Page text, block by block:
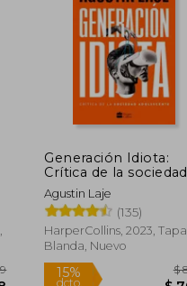
Generación Idiota:
Crítica de la sociedad
adolescente
Agustin Laje
(135)
HarperCollins, 2023, Tapa
Blanda, Nuevo